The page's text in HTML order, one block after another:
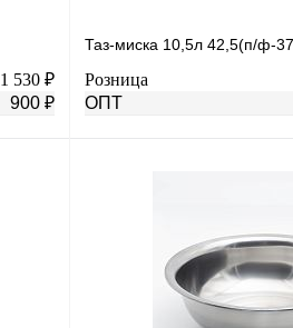
1 530 ₽
900 ₽
Таз-миска 10,5л 42,5(п/
Розница
ОПТ
Купить в 1 клик
В избранное